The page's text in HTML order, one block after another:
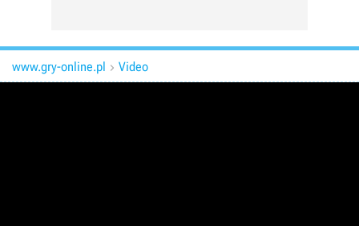
www.gry-online.pl  Video